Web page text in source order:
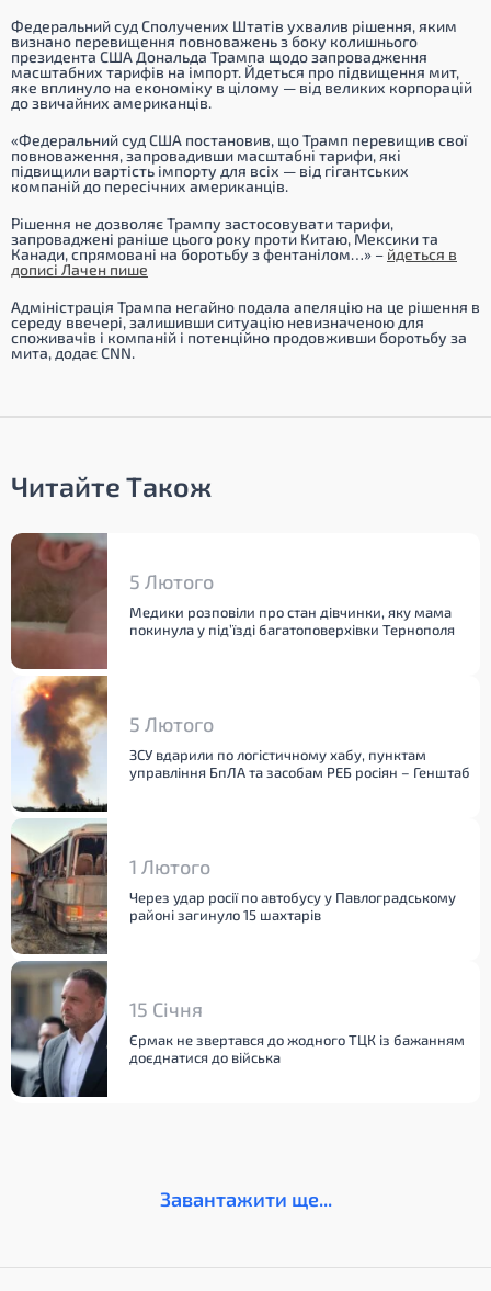
Федеральний суд Сполучених Штатів ухвалив рішення, яким
визнано перевищення повноважень з боку колишнього
президента США Дональда Трампа щодо запровадження
масштабних тарифів на імпорт. Йдеться про підвищення мит,
яке вплинуло на економіку в цілому — від великих корпорацій
до звичайних американців.
«Федеральний суд США постановив, що Трамп перевищив свої
повноваження, запровадивши масштабні тарифи, які
підвищили вартість імпорту для всіх — від гігантських
компаній до пересічних американців.
Рішення не дозволяє Трампу застосовувати тарифи,
запроваджені раніше цього року проти Китаю, Мексики та
Канади, спрямовані на боротьбу з фентанілом…» – йдеться в
дописі Лачен пише
Адміністрація Трампа негайно подала апеляцію на це рішення в
середу ввечері, залишивши ситуацію невизначеною для
споживачів і компаній і потенційно продовживши боротьбу за
мита, додає CNN.
Читайте Також
5 Лютого
Медики розповіли про стан дівчинки, яку мама
покинула у під’їзді багатоповерхівки Тернополя
5 Лютого
ЗСУ вдарили по логістичному хабу, пунктам
управління БпЛА та засобам РЕБ росіян – Генштаб
1 Лютого
Через удар росії по автобусу у Павлоградському
районі загинуло 15 шахтарів
15 Січня
Єрмак не звертався до жодного ТЦК із бажанням
доєднатися до війська
Завантажити ще...